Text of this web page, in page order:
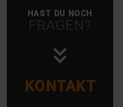
HAST DU NOCH
FRAGEN?
KONTAKT